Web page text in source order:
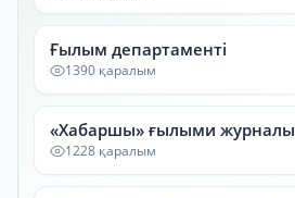
Ғылым департаменті
1390 қаралым
«Хабаршы» ғылыми журналы
1228 қаралым